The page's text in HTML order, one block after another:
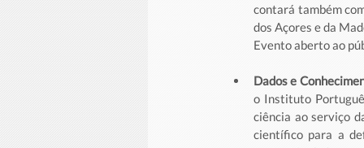
contará também
dos Açores e da
Evento aberto ao
Dados e
o Instituto
ciência ao serviço
científico para a